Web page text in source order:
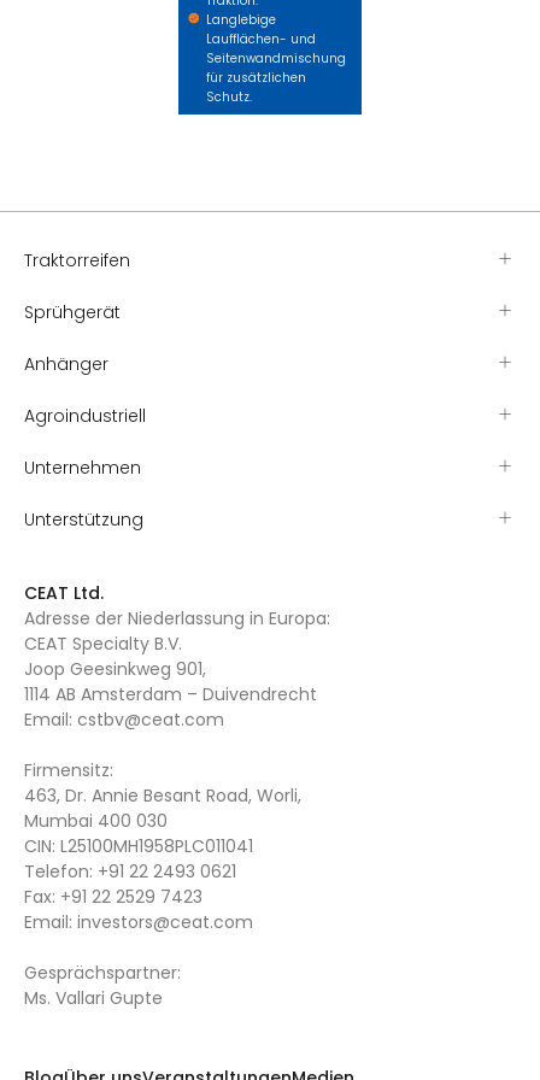
Langlebige
Laufflächen- und
Seitenwandmischung
für zusätzlichen
Schutz.
Traktorreifen
Sprühgerät
Anhänger
Agroindustriell
Unternehmen
Unterstützung
CEAT Ltd.
Adresse der Niederlassung in Europa:
CEAT Specialty B.V.
Joop Geesinkweg 901,
1114 AB Amsterdam – Duivendrecht
Email: cstbv@ceat.com
Firmensitz:
463, Dr. Annie Besant Road, Worli,
Mumbai 400 030
CIN: L25100MH1958PLC011041
Telefon: +91 22 2493 0621
Fax: +91 22 2529 7423
Email: investors@ceat.com
Gesprächspartner:
Ms. Vallari Gupte